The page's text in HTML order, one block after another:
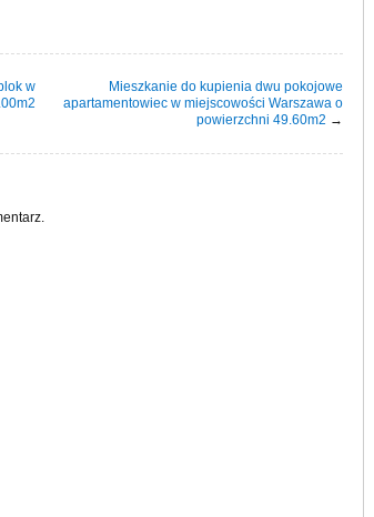
w
Mieszkanie do kupienia dwu pokojowe
apartamentowiec w miejscowości Warszawa o
powierzchni 49.60m2 →